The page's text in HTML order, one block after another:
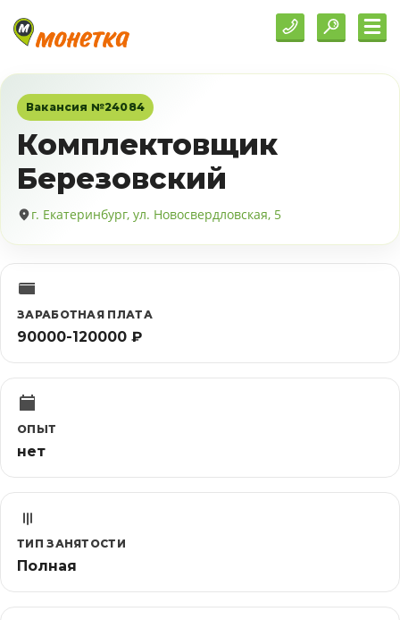
Вакансия №24084
Комплектовщик
Березовский
г. Екатеринбург, ул. Новосвердловская, 5
ЗАРАБОТНАЯ ПЛАТА
90000-120000 ₽
ОПЫТ
нет
ТИП ЗАНЯТОСТИ
Полная